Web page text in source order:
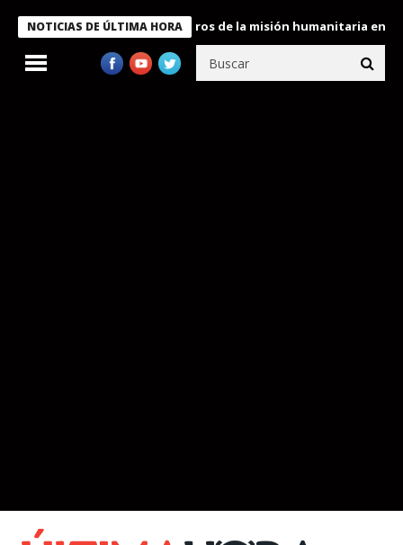
NOTICIAS DE ÚLTIMA HORA
condecora a miembros de la misión humanitaria enviada a